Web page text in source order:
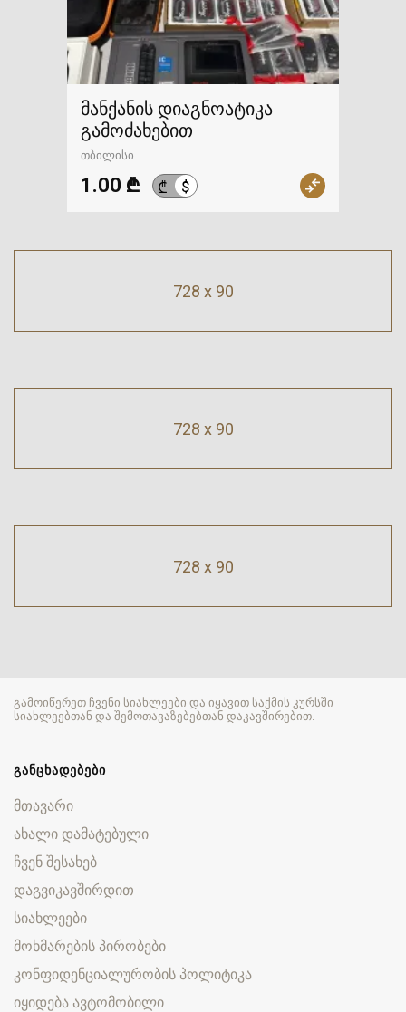
მანქანის დიაგნოატიკა
გამოძახებით
თბილისი
1.00 ₾ ₾ $
728 x 90
728 x 90
728 x 90
გამოიწერეთ ჩვენი სიახლეები და იყავით საქმის კურსში
სიახლეებთან და შემოთავაზებებთან დაკავშირებით.
ᲒᲐᲜᲪᲮᲐᲓᲔᲑᲔᲑᲘ
მთავარი
ახალი დამატებული
ჩვენ შესახებ
დაგვიკავშირდით
სიახლეები
მოხმარების პირობები
კონფიდენციალურობის პოლიტიკა
იყიდება ავტომობილი